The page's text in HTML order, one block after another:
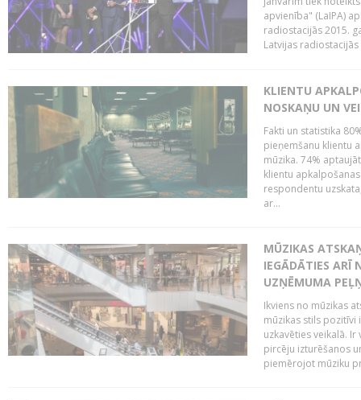
apvienība" (LaIPA)
radiostacijās 2015.
Latvijas
KLIENTU
NOSKAŅU UN
Fakti un statistika
pieņemšanu klientu
mūzika. 74%
klientu
respondentu
ar...
MŪZIKAS
IEGĀDĀTIES ARĪ
UZŅĒMUMA
Ikviens no mūzikas
mūzikas stils pozitīvi
uzkavēties veikalā.
pircēju izturēšanos
piemērojot mūziku